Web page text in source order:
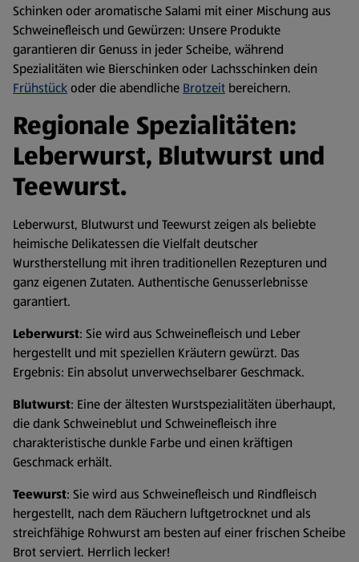
Schinken oder aromatische Salami mit einer Mischung aus
Schweinefleisch und Gewürzen: Unsere Produkte
garantieren dir Genuss in jeder Scheibe, während
Spezialitäten wie Bierschinken oder Lachsschinken dein
Frühstückoder die abendliche Brotzeit bereichern.
Regionale Spezialitäten:
Leberwurst, Blutwurst und
Teewurst.
Leberwurst, Blutwurst und Teewurst zeigen als beliebte
heimische Delikatessen die Vielfalt deutscher
Wurstherstellung mit ihren traditionellen Rezepturen und
ganz eigenen Zutaten. Authentische Genusserlebnisse
garantiert.
Leberwurst: Sie wird aus Schweinefleisch und Leber
hergestellt und mit speziellen Kräutern gewürzt. Das
Ergebnis: Ein absolut unverwechselbarer Geschmack.
Blutwurst: Eine der ältesten Wurstspezialitäten überhaupt,
die dank Schweineblut und Schweinefleisch ihre
charakteristische dunkle Farbe und einen kräftigen
Geschmack erhält.
Teewurst: Sie wird aus Schweinefleisch und Rindfleisch
hergestellt, nach dem Räuchern luftgetrocknet und als
streichfähige Rohwurst am besten auf einer frischen Scheibe
Brot serviert. Herrlich lecker!